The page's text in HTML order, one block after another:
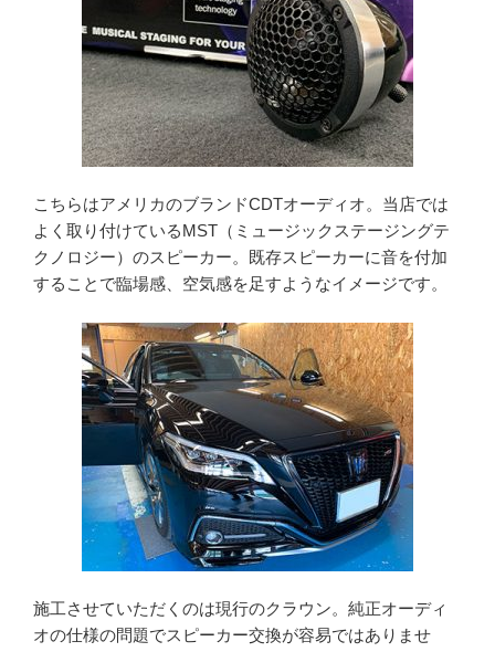
こちらはアメリカのブランドCDTオーディオ。当店では
よく取り付けているMST（ミュージックステージングテ
クノロジー）のスピーカー。既存スピーカーに音を付加
することで臨場感、空気感を足すようなイメージです。
施工させていただくのは現行のクラウン。純正オーディ
オの仕様の問題でスピーカー交換が容易ではありませ